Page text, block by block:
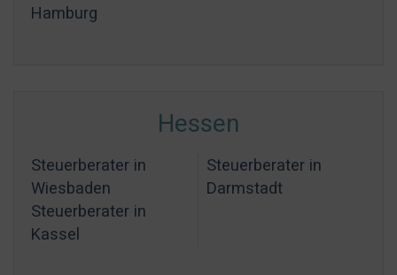
Hamburg
Hessen
Steuerberater in
Wiesbaden
Steuerberater in
Kassel
Steuerberater in
Darmstadt